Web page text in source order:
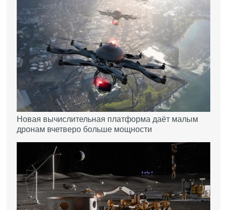
Новая вычислительная платформа даёт малым
дронам вчетверо больше мощности